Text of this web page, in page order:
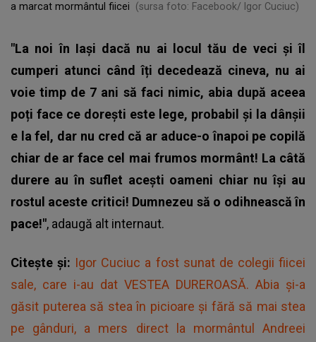
a marcat mormântul fiicei (sursa foto: Facebook/ Igor Cuciuc)
"La noi în Iași dacă nu ai locul tău de veci și îl
cumperi atunci când îți decedează cineva, nu ai
voie timp de 7 ani să faci nimic, abia după aceea
poți face ce dorești este lege, probabil și la dânșii
e la fel, dar nu cred că ar aduce-o înapoi pe copilă
chiar de ar face cel mai frumos mormânt! La câtă
durere au în suflet acești oameni chiar nu își au
rostul aceste critici! Dumnezeu să o odihnească în
pace!", adaugă alt internaut.
Citește și: Igor Cuciuc a fost sunat de colegii fiicei
sale, care i-au dat VESTEA DUREROASĂ. Abia și-a
găsit puterea să stea în picioare și fără să mai stea
pe gânduri, a mers direct la mormântul Andreei